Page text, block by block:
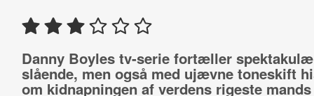
Danny Boyles tv-serie fortæller
slående, men også med ujævne toneskift
om kidnapningen af verdens rigeste mands